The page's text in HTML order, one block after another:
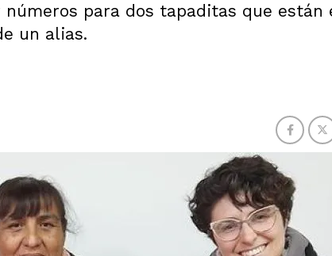
para dos tapaditas que están
un alias.